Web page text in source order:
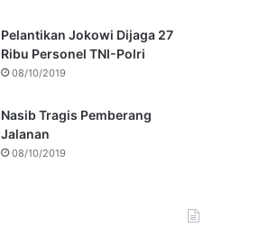
Pelantikan Jokowi Dijaga 27
Ribu Personel TNI-Polri
08/10/2019
Nasib Tragis Pemberang
Jalanan
08/10/2019